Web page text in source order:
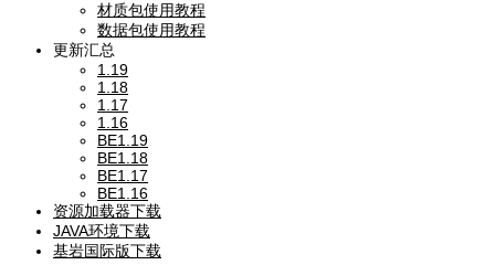
材质包使用教程
数据包使用教程
更新汇总
1.19
1.18
1.17
1.16
BE1.19
BE1.18
BE1.17
BE1.16
资源加载器下载
JAVA环境下载
基岩国际版下载